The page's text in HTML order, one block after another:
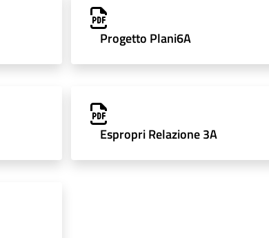
Progetto Plani6A
Espropri Relazione 3A